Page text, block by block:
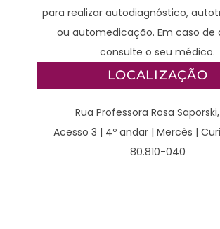
para realizar autodiagnóstico,
ou automedicação. Em caso de
consulte o seu médico.
LOCALIZAÇÃO
Rua Professora Rosa
Acesso 3 | 4º andar | Mercês |
80.810-040